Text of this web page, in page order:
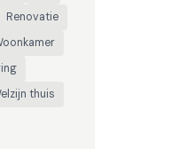
Renovatie
thuis